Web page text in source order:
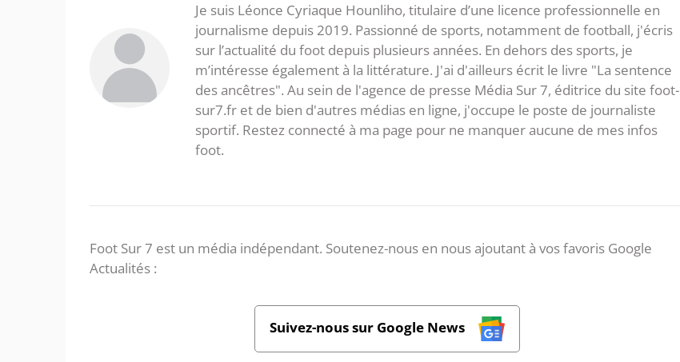
Je suis Léonce Cyriaque Hounliho, titulaire d’une licence professionnelle en
journalisme depuis 2019. Passionné de sports, notamment de football, j'écris
sur l’actualité du foot depuis plusieurs années. En dehors des sports, je
m’intéresse également à la littérature. J'ai d'ailleurs écrit le livre "La sentence
des ancêtres". Au sein de l'agence de presse Média Sur 7, éditrice du site foot-
sur7.fr et de bien d'autres médias en ligne, j'occupe le poste de journaliste
sportif. Restez connecté à ma page pour ne manquer aucune de mes infos
foot.
Foot Sur 7 est un média indépendant. Soutenez-nous en nous ajoutant à vos favoris Google
Actualités :
Suivez-nous sur Google News